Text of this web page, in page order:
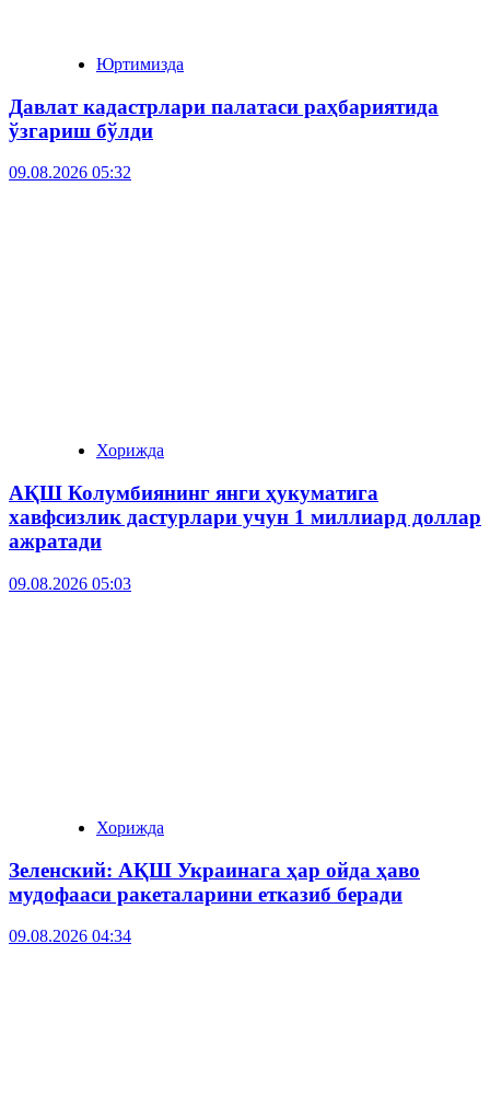
Юртимизда
Давлат кадастрлари палатаси раҳбариятида
ўзгариш бўлди
09.08.2026 05:32
Хорижда
АҚШ Колумбиянинг янги ҳукуматига
хавфсизлик дастурлари учун 1 миллиард доллар
ажратади
09.08.2026 05:03
Хорижда
Зеленский: АҚШ Украинага ҳар ойда ҳаво
мудофааси ракеталарини етказиб беради
09.08.2026 04:34